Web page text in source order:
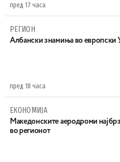
пред 17 часа
РЕГИОН
Aлбански знамиња во европски
пред 18 часа
ЕКОНОМИЈА
Maкедонските аеродроми
во регионот